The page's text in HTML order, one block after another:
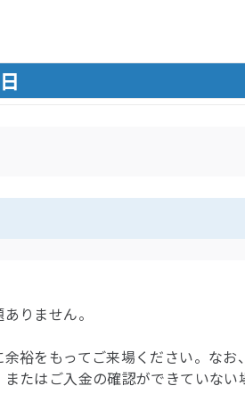
りません。
裕をもってご来場ください。なお
たはご入金の確認ができていない